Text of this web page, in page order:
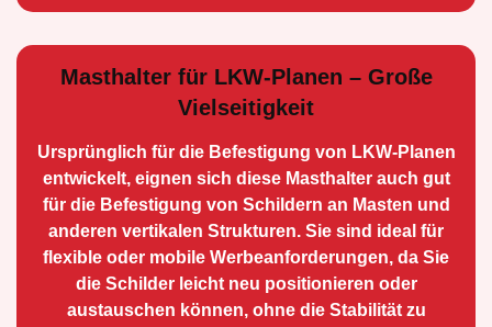
Masthalter für LKW-Planen – Große
Vielseitigkeit
Ursprünglich für die Be­festigung von LKW-Planen
entwickelt, eignen sich diese Masthalter auch gut
für die Befestigung von Schildern an Masten und
anderen vertikalen Strukturen. Sie sind ideal für
flexible oder mobile Werbean­forderungen, da Sie
die Schilder leicht neu positio­nieren oder
austauschen können, ohne die Stabilität zu